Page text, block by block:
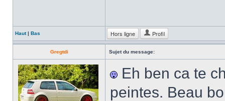
Haut| Bas Hors ligne Profil
Gregtdi Sujet du message:
Eh ben ca te
peintes. Beau